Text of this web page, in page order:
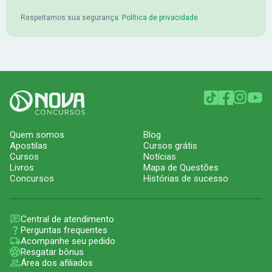
Respeitamos sua segurança. Política de privacidade
Quem somos
Apostilas
Cursos
Livros
Concursos
Blog
Cursos grátis
Notícias
Mapa de Questões
Histórias de sucesso
Central de atendimento
Perguntas frequentes
Acompanhe seu pedido
Resgatar bônus
Área dos afiliados